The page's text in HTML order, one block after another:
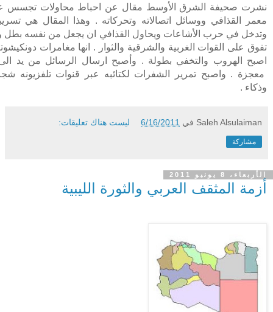
نشرت صحيفة الشرق الأوسط مقال عن احباط محاولات تجسس
معمر القذافي ووسائل اتصالاته وتحركاته . وهذا المقال هي
وتدخل في حرب الأشاعات ويحاول القذافي ان يجعل من نفسه بطل
تفوق على القوات الغربية والشرقية والثوار . انها مغامرات
اصبح الهروب والتخفي بطولة . وأصبح ارسال الرسائل من يد
معجزة . واصبح تمرير الشفرات لكتائبه عبر قنوات تلفزيونه
وذكاء .
Saleh Alsulaiman في 6/16/2011 ليست هناك تعليقات:
مشاركة
الأربعاء، 8 يونيو 2011
أزمة المثقف العربي والثورة الليبية